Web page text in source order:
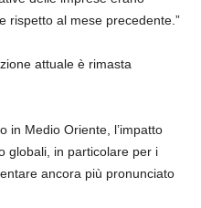
rispetto al mese precedente.”
attuale è rimasta
in Medio Oriente, l’impatto
globali, in particolare per i
ancora più pronunciato